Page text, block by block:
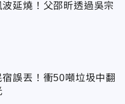
延燒！父邵昕透過吳宗
誤丟！衝50噸垃圾中翻